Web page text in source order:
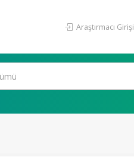
Araştırmacı Girişi